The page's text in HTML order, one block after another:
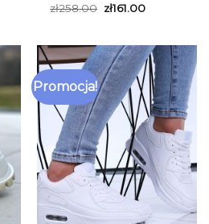
zł258.00 zł161.00
Promocja!